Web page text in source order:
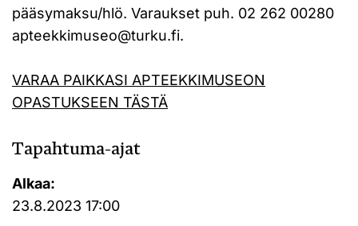
pääsymaksu/hlö. Varaukset puh. 02 262 00280
apteekkimuseo@turku.fi.
VARAA PAIKKASI APTEEKKIMUSEON
OPASTUKSEEN TÄSTÄ
Tapahtuma-ajat
Alkaa:
23.8.2023 17:00